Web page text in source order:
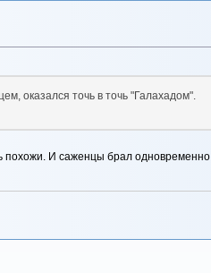
оказался точь в точь "Галахадом".
И саженцы брал одновременно